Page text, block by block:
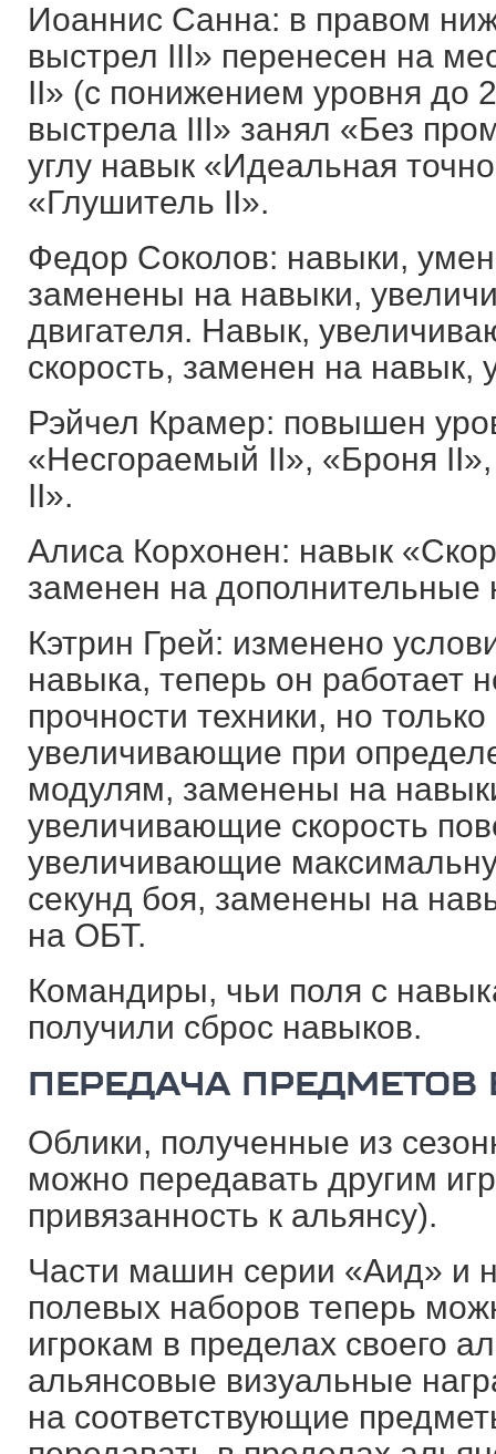
Иоаннис Санна: в правом
выстрел III» перенесен на
II» (с понижением уровня до
выстрела III» занял «Без
углу навык «Идеальная
«Глушитель II».
Федор Соколов: навыки,
заменены на навыки,
двигателя. Навык,
скорость, заменен на
Рэйчел Крамер: повышен
«Несгораемый II», «Броня
II».
Алиса Корхонен: навык
заменен на
Кэтрин Грей: изменено
навыка, теперь он работает
прочности техники, но
увеличивающие при
модулям, заменены на
увеличивающие скорость
увеличивающие
секунд боя, заменены на
на ОБТ.
Командиры, чьи поля с
получили сброс навыков.
ПЕРЕДАЧА ПРЕДМЕТОВ
Облики, полученные из
можно передавать другим
привязанность к альянсу).
Части машин серии «Аид» и
полевых наборов теперь
игрокам в пределах своего
альянсовые визуальные
на соответствующие